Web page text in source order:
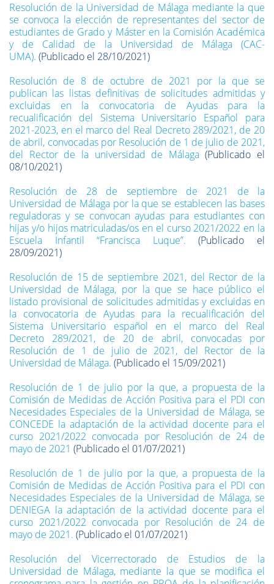
Resolución de la Universidad de Málaga mediante la que
se convoca la elección de representantes del sector de
estudiantes de Grado y Máster en la Comisión Académica
y de Calidad de la Universidad de Málaga (CAC-
UMA). (Publicado el 28/10/2021)
Resolución de 8 de octubre de 2021 por la que se
publican las listas definitivas de solicitudes admitidas y
excluidas en la convocatoria de Ayudas para la
recualificación del Sistema Universitario Español para
2021-2023, en el marco del Real Decreto 289/2021, de 20
de abril, convocadas por Resolución de 1 de julio de 2021,
del Rector de la universidad de Málaga(Publicado el
08/10/2021)
Resolución de 28 de septiembre de 2021 de la
Universidad de Málaga por la que se establecen las bases
reguladoras y se convocan ayudas para estudiantes con
hijas y/o hijos matriculadas/os en el curso 2021/2022 en la
Escuela Infantil “Francisca Luque”. (Publicado el
28/09/2021)
Resolución de 15 de septiembre 2021, del Rector de la
Universidad de Málaga, por la que se hace público el
listado provisional de solicitudes admitidas y excluidas en
la convocatoria de Ayudas para la recualificación del
Sistema Universitario español en el marco del Real
Decreto 289/2021, de 20 de abril, convocadas por
Resolución de 1 de julio de 2021, del Rector de la
Universidad de Málaga. (Publicado el 15/09/2021)
Resolución de 1 de julio por la que, a propuesta de la
Comisión de Medidas de Acción Positiva para el PDI con
Necesidades Especiales de la Universidad de Málaga, se
CONCEDE la adaptación de la actividad docente para el
curso 2021/2022 convocada por Resolución de 24 de
mayo de 2021 (Publicado el 01/07/2021)
Resolución de 1 de julio por la que, a propuesta de la
Comisión de Medidas de Acción Positiva para el PDI con
Necesidades Especiales de la Universidad de Málaga, se
DENIEGA la adaptación de la actividad docente para el
curso 2021/2022 convocada por Resolución de 24 de
mayo de 2021. (Publicado el 01/07/2021)
Resolución del Vicerrectorado de Estudios de la
Universidad de Málaga, mediante la que se modifica el